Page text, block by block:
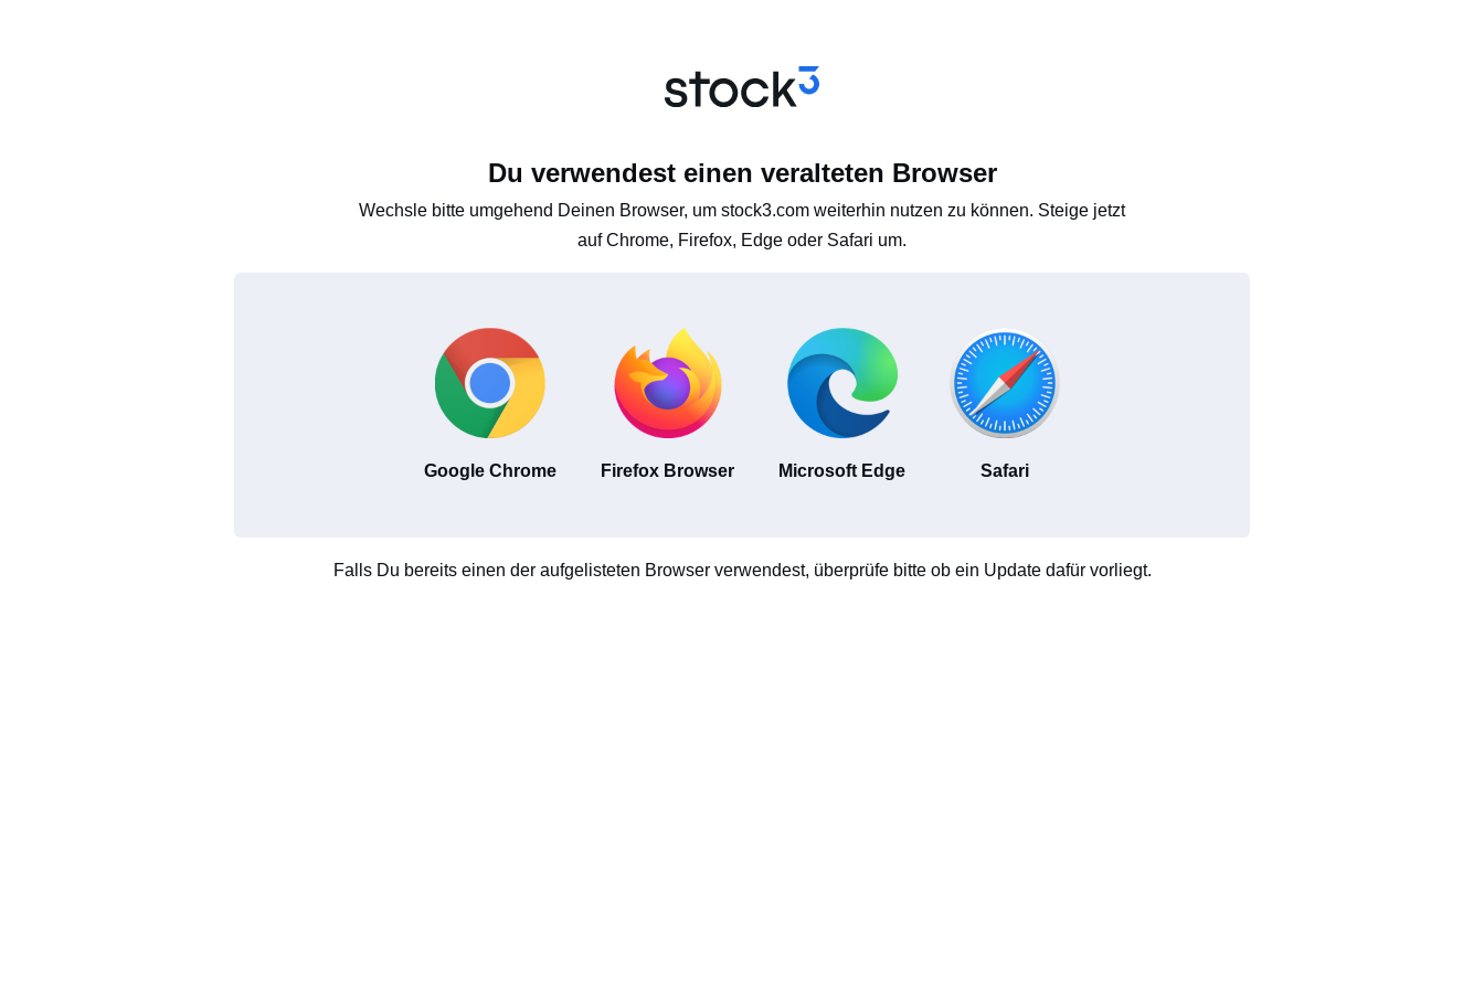
Du verwendest einen veralteten Browser
Wechsle bitte umgehend Deinen Browser, um stock3.com weiterhin nutzen zu können. Steige jetzt
auf Chrome, Firefox, Edge oder Safari um.
Google Chrome Firefox Browser Microsoft Edge Safari
Falls Du bereits einen der aufgelisteten Browser verwendest, überprüfe bitte ob ein Update dafür vorliegt.